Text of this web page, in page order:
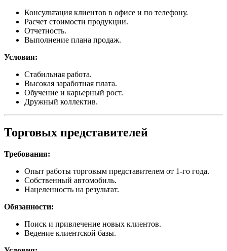
Консультация клиентов в офисе и по телефону.
Расчет стоимости продукции.
Отчетность.
Выполнение плана продаж.
Условия:
Стабильная работа.
Высокая заработная плата.
Обучение и карьерный рост.
Дружный коллектив.
Торговых представителей
Требования:
Опыт работы торговым представителем от 1-го года.
Собственный автомобиль.
Нацеленность на результат.
Обязанности:
Поиск и привлечение новых клиентов.
Ведение клиентской базы.